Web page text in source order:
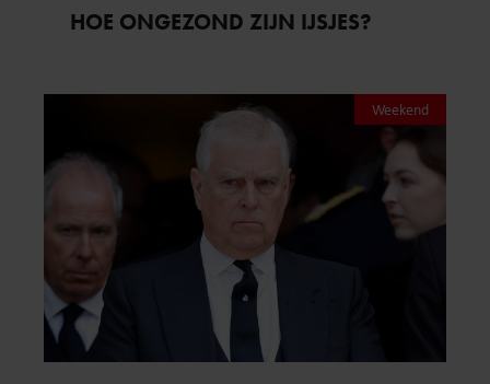
HOE ONGEZOND ZIJN IJSJES?
Weekend